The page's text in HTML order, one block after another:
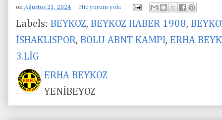
on Ağustos 21, 2024 Hiç yorum yok:
Labels: BEYKOZ, BEYKOZ HABER 1908,
İSHAKLISPOR, BOLU ABNT KAMPI, ERHA
3.LİG
ERHA BEYKOZ
YENİBEYOZ